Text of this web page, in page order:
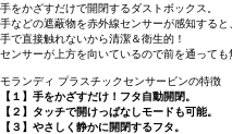
手をかざすだけで開閉するダストボックス。
手などの遮蔽物を赤外線センサーが感知すると
手で直接触れないから清潔＆衛生的！
センサーが上方を向いているので前を通っても
モランディ プラスチックセンサービンの特徴
【１】手をかざすだけ！フタ自動開閉。
【２】タッチで開けっぱなしモードも可能。
【３】やさしく静かに開閉するフタ。